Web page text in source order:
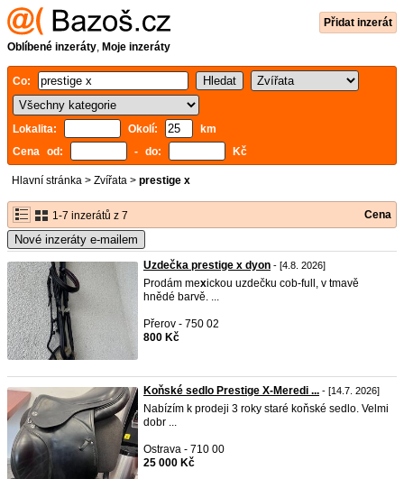
Přidat inzerát
Oblíbené inzeráty, Moje inzeráty
Co:
Lokalita: Okolí:
km
Cena od:
- do: Kč
Hlavní stránka > Zvířata > prestige x
1-7 inzerátů z 7 Cena
Nové inzeráty e-mailem
Uzdečka prestige x dyon - [4.8. 2026]
Prodám mexickou uzdečku cob-full, v tmavě
hnědé barvě. ...
Přerov - 750 02
800 Kč
Koňské sedlo Prestige X-Meredi ... - [14.7. 2026]
Nabízím k prodeji 3 roky staré koňské sedlo. Velmi
dobr ...
Ostrava - 710 00
25 000 Kč